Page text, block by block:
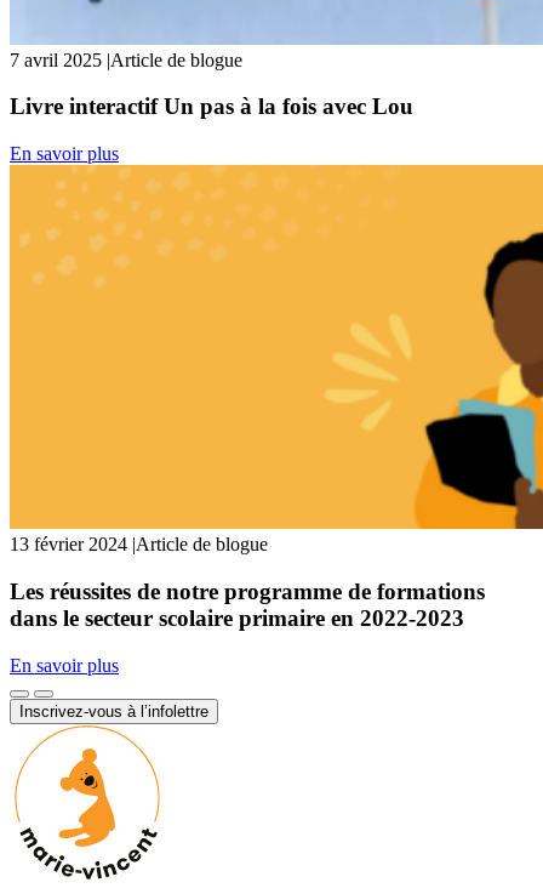
7 avril 2025 |Article de blogue
Livre interactif Un pas à la fois avec Lou
En savoir plus
13 février 2024 |Article de blogue
Les réussites de notre programme de formations
dans le secteur scolaire primaire en 2022-2023
En savoir plus
Inscrivez-vous à l’infolettre